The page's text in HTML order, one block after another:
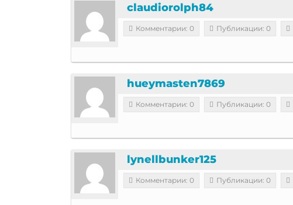
claudiorolph84
Комментарии: 0 Публикации: 0
hueymasten7869
Комментарии: 0 Публикации: 0
lynellbunker125
Комментарии: 0 Публикации: 0